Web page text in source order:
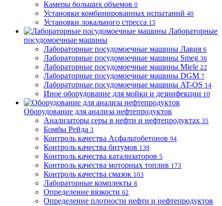
Камеры больших объемов 0
Установки комбинированных испытаний 40
Установки локального стресса 15
Лабораторные
посудомоечные машины
Лабораторные посудомоечные машины Лавия 6
Лабораторные посудомоечные машины Smeg 36
Лабораторные посудомоечные машины Miele 22
Лабораторные посудомоечные машины DGM 7
Лабораторные посудомоечные машины AT-OS 14
Иное оборудование для мойки и дезинфекции 10
Оборудование для анализа нефтепродуктов
Анализаторы серы в нефти и нефтепродуктах 35
Бомбы Рейда 3
Контроль качества Асфальтобетонов 94
Контроль качества битумов 139
Контроль качества катализаторов 5
Контроль качества моторных топлив 173
Контроль качества смазок 103
Лабораторные комплекты 8
Определение вязкости 62
Определение плотности нефти и нефтепродуктов